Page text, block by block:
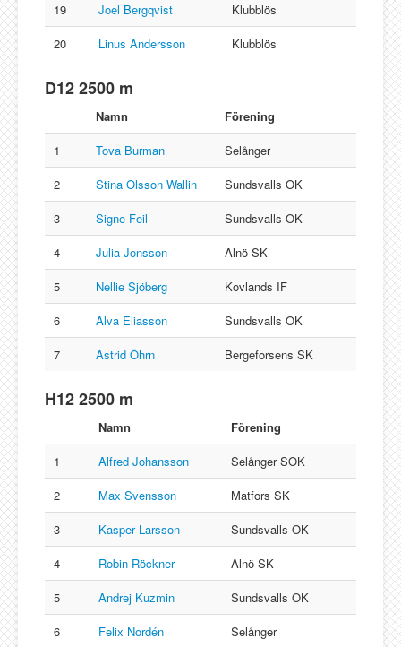
19
Joel Bergqvist
Klubblös
20
Linus Andersson Klubblös
D12 2500 m
Namn
Förening
1
Tova Burman
Selånger
2
Stina Olsson Wallin
Sundsvalls OK
3
Signe Feil
Sundsvalls OK
4
Julia Jonsson
Alnö SK
5
Nellie Sjöberg
Kovlands IF
6
Alva Eliasson
Sundsvalls OK
7
Astrid Öhrn Bergeforsens SK
H12 2500 m
Namn
Förening
1
Alfred Johansson
Selånger SOK
2
Max Svensson
Matfors SK
3
Kasper Larsson
Sundsvalls OK
4
Robin Röckner
Alnö SK
5
Andrej Kuzmin
Sundsvalls OK
6
Felix Nordén
Selånger